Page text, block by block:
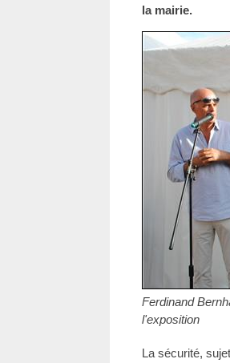
la mairie.
Ferdinand
l'exposition
La sécurité,